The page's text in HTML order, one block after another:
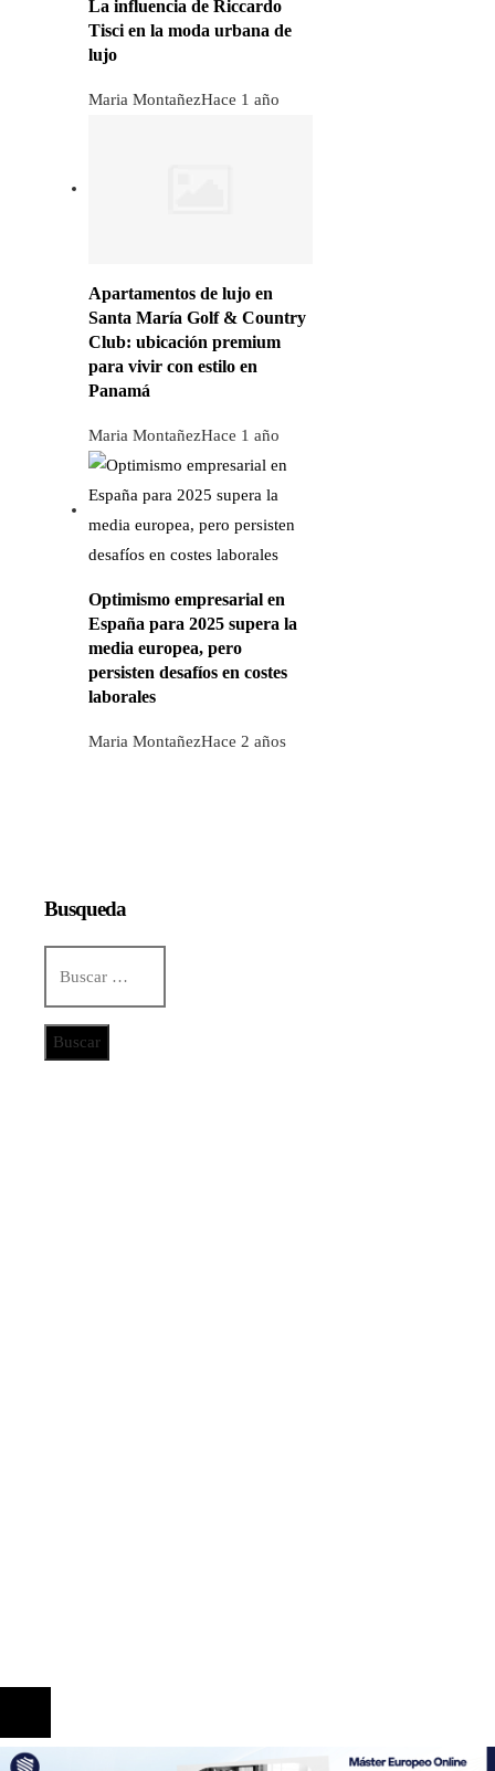
La influencia de Riccardo
Tisci en la moda urbana de
lujo
Maria MontañezHace 1 año
Apartamentos de lujo en
Santa María Golf & Country
Club: ubicación premium
para vivir con estilo en
Panamá
Maria MontañezHace 1 año
Optimismo empresarial en
España para 2025 supera la
media europea, pero
persisten desafíos en costes
laborales
Maria MontañezHace 2 años
Busqueda